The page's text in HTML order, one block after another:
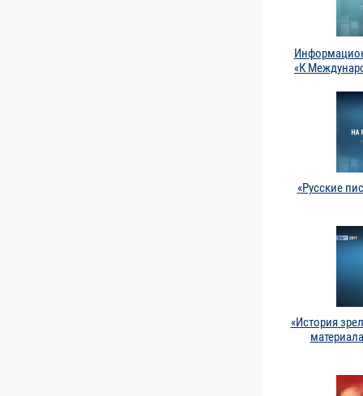
«К
«Русские
«История